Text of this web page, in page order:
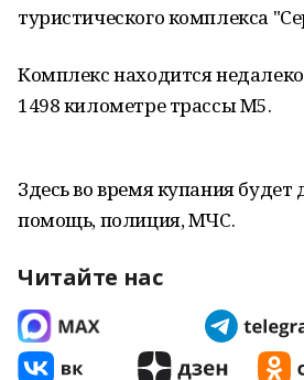
туристического комплекса
Комплекс находится
1498 километре трассы М5.
Здесь во время купания будет
помощь, полиция, МЧС.
Читайте нас